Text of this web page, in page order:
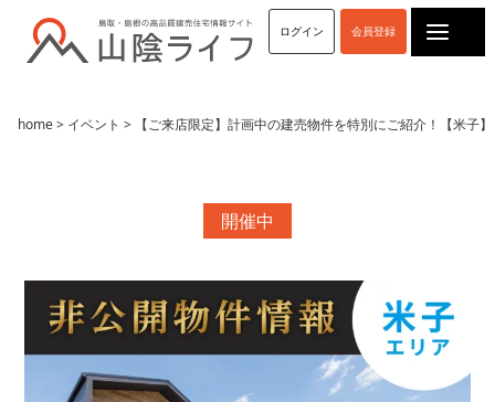
ログイン 会員登録
home> イベント > 【ご来店限定】計画中の建売物件を特別にご紹介！【米子】
開催中
Yahoo!
X(Twitter)
看板